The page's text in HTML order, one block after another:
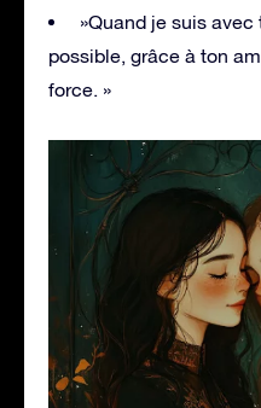
»Quand je suis
possible, grâce à ton
force. »